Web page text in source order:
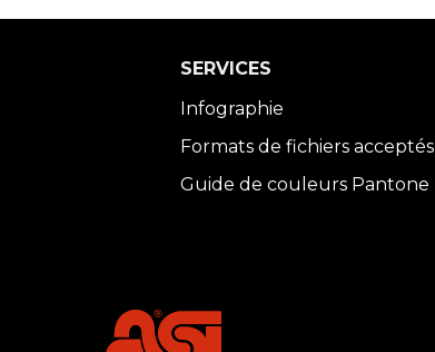
SERVICES
Infographie
Formats de fichiers acceptés
Guide de couleurs Pantone